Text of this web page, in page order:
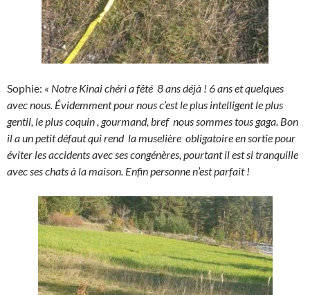
Sophie: « Notre Kinai chéri a fêté 8 ans déjà ! 6 ans et quelques
avec nous. Évidemment pour nous c’est le plus intelligent le plus
gentil, le plus coquin , gourmand, bref nous sommes tous gaga. Bon
il a un petit défaut qui rend la muselière obligatoire en sortie pour
éviter les accidents avec ses congénères, pourtant il est si tranquille
avec ses chats à la maison. Enfin personne n’est parfait !